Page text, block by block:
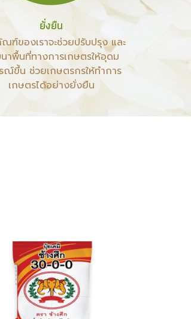
ยั่งยืน
ฑ์ของเราจะช่วยปรับปรุง และ
พื้นที่ทางการเกษตรให้อุดม
ณ์ขึ้น ช่วยเกษตรกรให้ทำการ
เกษตรได้อย่างยั่งยืน